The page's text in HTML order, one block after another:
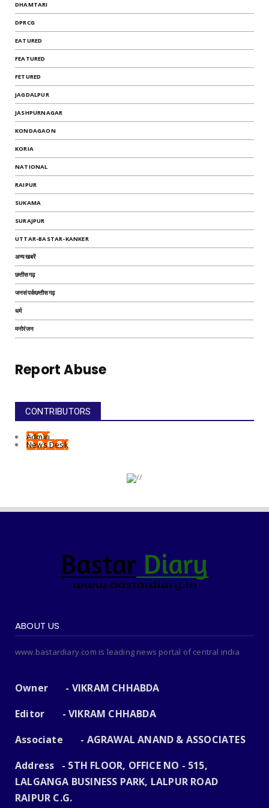
DHAMTARI
DPRCG
EATURED
FEATURED
FETURED
JAGDALPUR
JASHPURNAGAR
KONDAGAON
KORIA
NATIONAL
RAIPUR
SUKAMA
SURAJPUR
UTTAR-BASTAR-KANKER
अन्यखबरें
छत्तीसगढ़
जनसंपर्कछत्तीसगढ़
धर्म
मनोरंजन
Report Abuse
CONTRIBUTORS
Admin
News Desk
ABOUT US
www.bastardiary.com is leading news portal of central india
Owner - VIKRAM CHHABDA
Editor - VIKRAM CHHABDA
Associate - AGRAWAL ANAND & ASSOCIATES
Address - 5TH FLOOR, OFFICE NO - 515,
LALGANGA BUSINESS PARK, LALPUR ROAD
RAIPUR C.G.